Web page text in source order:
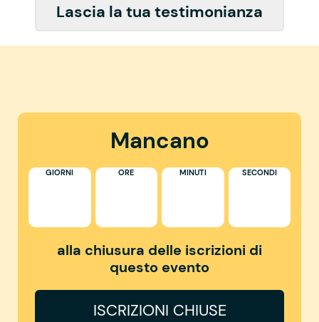
Lascia la tua testimonianza
Mancano
GIORNI ORE MINUTI SECONDI
alla chiusura delle iscrizioni di
questo evento
ISCRIZIONI CHIUSE